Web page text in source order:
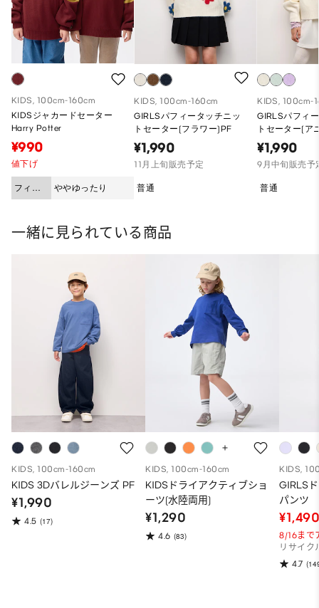
KIDS, 100cm-160cm
KIDSジャカードセーター
Harry Potter
¥990
値下げ
フィッ
ト
ややゆったり
KIDS, 100cm-160cm
GIRLSパフィータッチニッ
トセーター(フラワー)PF
¥1,990
11月上旬販売予定
普通
KIDS, 100cm-
GIRLSパフィ
トセーター(ア
¥1,990
9月中旬販売予
普通
一緒に見られている商品
KIDS, 100cm-160cm
KIDS 3Dバレルジーンズ PF
¥1,990
4.5 (17)
KIDS, 100cm-160cm
KIDSドライアクティブショ
ーツ(水陸両用)
¥1,290
4.6 (83)
KIDS,
GIRLS
パンツ
8/16まで
リサイク
4.7